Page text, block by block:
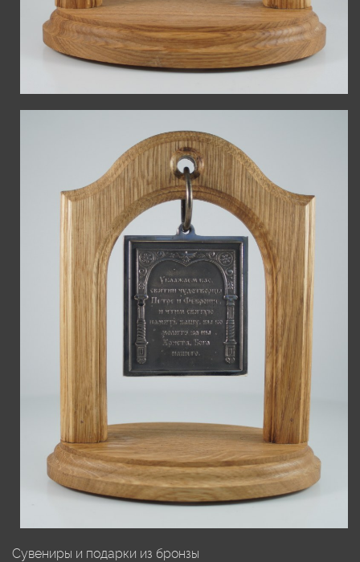
Сувениры и подарки из бронзы